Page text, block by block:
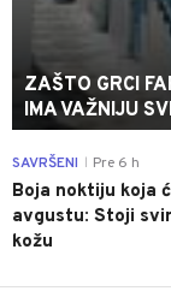
ZAŠTO GRCI
IMA VAŽNIJU
SAVRŠENI Pre 6 h
Boja noktiju koja
avgustu: Stoji
kožu